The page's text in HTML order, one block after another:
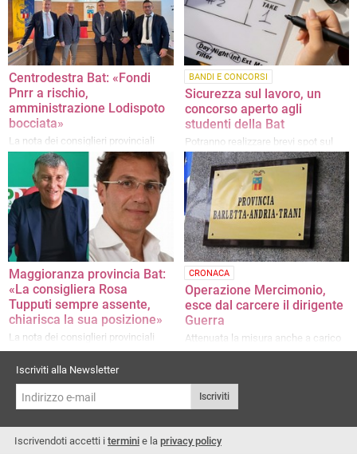
Centrodestra Bat: «Fondi
Pnrr a rischio,
amministrazione Lodispoto
bocciata»
La nota dei consiglieri provinciali
BANDI E CONCORSI
Sicurezza sul lavoro, un
concorso aperto agli
studenti della Bat
Potranno realizzare brevi spot sul
tema: il vincitore sarà proiettato nei
cinema della provincia
Maggioranza provincia Bat:
«La consigliera Rosa
Tupputi sempre assente,
chiarisca la sua posizione»
La nota dei consiglieri provinciali
CRONACA
Operazione Mercimonio,
esce dal carcere il dirigente
Guerra
Attenuata la misura anche a carico
di sua moglie
Iscriviti alla Newsletter
Iscriviti
Iscrivendoti accetti i termini e la privacy policy